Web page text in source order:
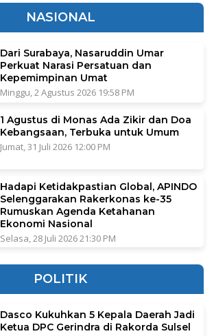
NASIONAL
Dari Surabaya, Nasaruddin Umar
Perkuat Narasi Persatuan dan
Kepemimpinan Umat
Minggu, 2 Agustus 2026 19:58 PM
1 Agustus di Monas Ada Zikir dan Doa
Kebangsaan, Terbuka untuk Umum
Jumat, 31 Juli 2026 12:00 PM
Hadapi Ketidakpastian Global, APINDO
Selenggarakan Rakerkonas ke-35
Rumuskan Agenda Ketahanan
Ekonomi Nasional
Selasa, 28 Juli 2026 21:30 PM
POLITIK
Dasco Kukuhkan 5 Kepala Daerah Jadi
Ketua DPC Gerindra di Rakorda Sulsel